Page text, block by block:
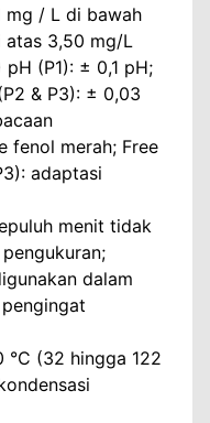
mg / L di bawah
atas 3,50 mg/L
pH (P1): ± 0,1 pH;
& P3): ± 0,03
fenol merah; Free
adaptasi
menit tidak
dalam
°C (32 hingga 122